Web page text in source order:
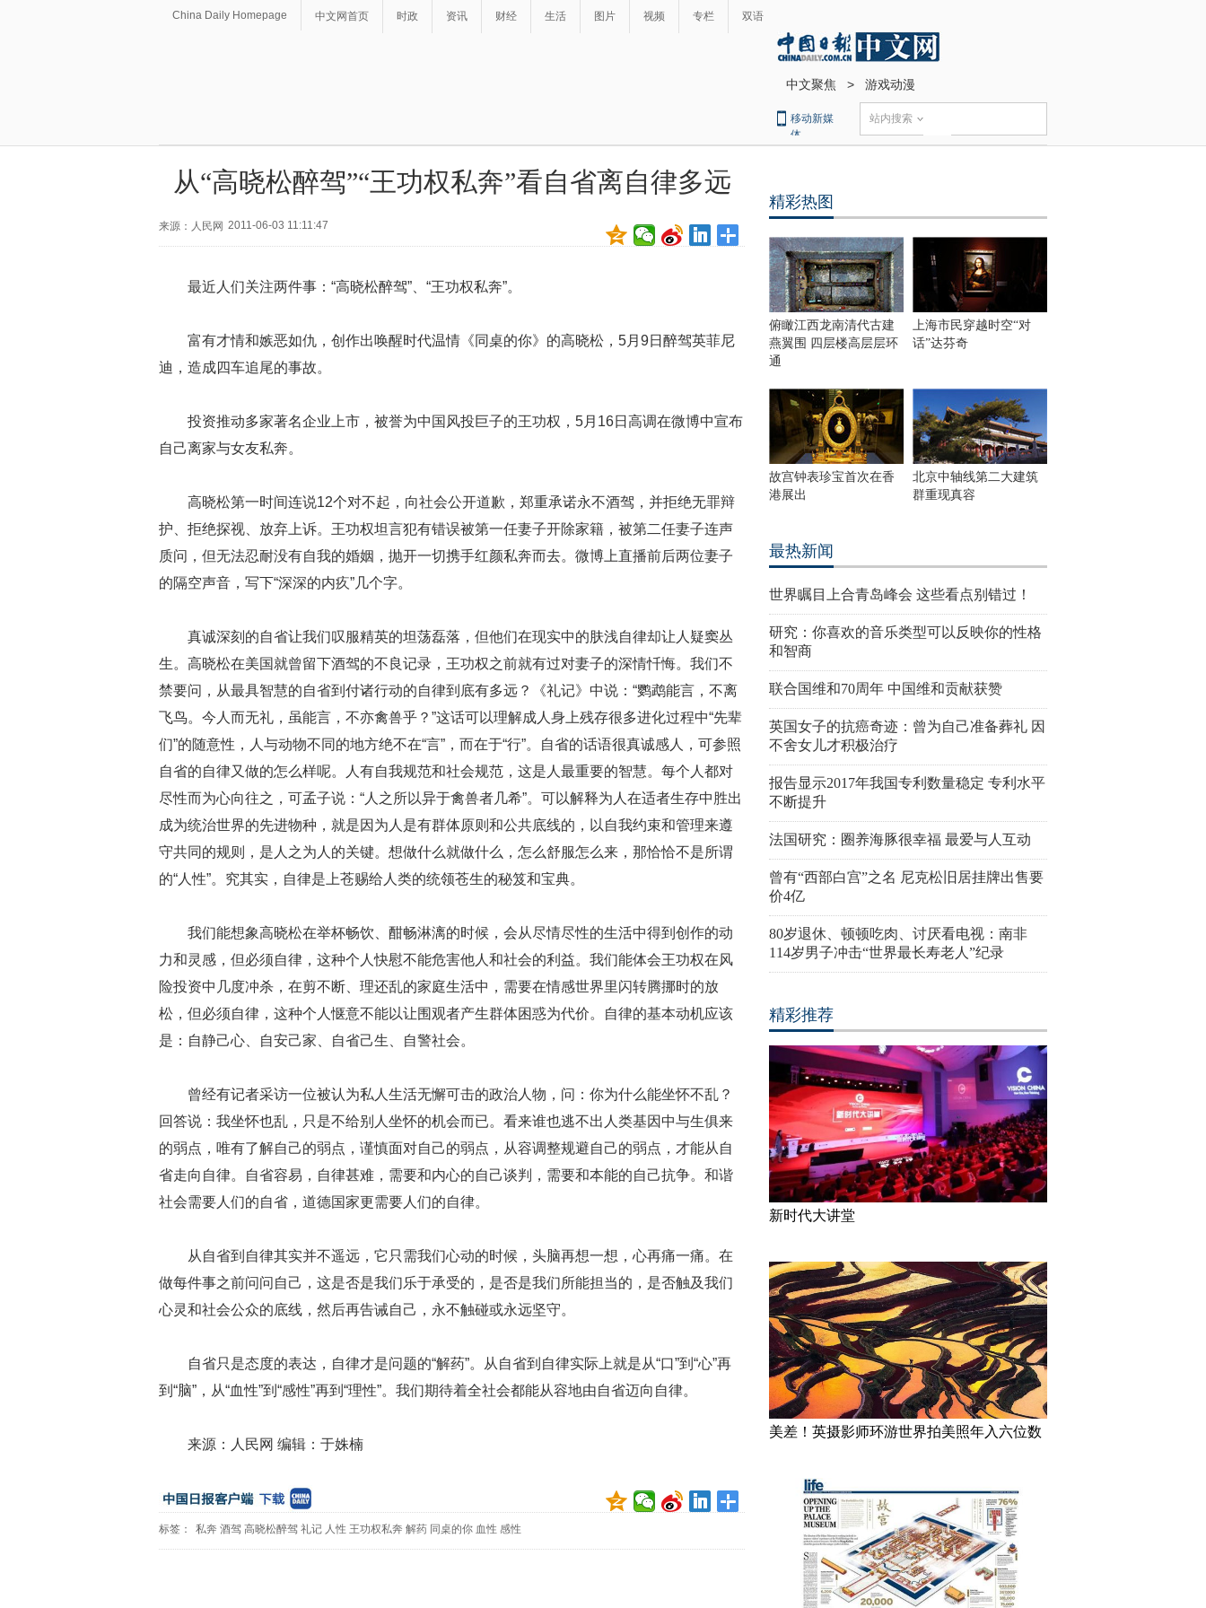
China Daily Homepage 中文网首页 时政 资讯 财经 生活 图片 视频 专栏 双语
中文聚焦 > 游戏动漫
移动新媒
体
站内搜索
从“高晓松醉驾”“王功权私奔”看自省离自律多远
来源：人民网 2011-06-03 11:11:47
最近人们关注两件事：“高晓松醉驾”、“王功权私奔”。
富有才情和嫉恶如仇，创作出唤醒时代温情《同桌的你》的高晓松，5月9日醉驾英菲尼
迪，造成四车追尾的事故。
投资推动多家著名企业上市，被誉为中国风投巨子的王功权，5月16日高调在微博中宣布
自己离家与女友私奔。
高晓松第一时间连说12个对不起，向社会公开道歉，郑重承诺永不酒驾，并拒绝无罪辩
护、拒绝探视、放弃上诉。王功权坦言犯有错误被第一任妻子开除家籍，被第二任妻子连声
质问，但无法忍耐没有自我的婚姻，抛开一切携手红颜私奔而去。微博上直播前后两位妻子
的隔空声音，写下“深深的内疚”几个字。
真诚深刻的自省让我们叹服精英的坦荡磊落，但他们在现实中的肤浅自律却让人疑窦丛
生。高晓松在美国就曾留下酒驾的不良记录，王功权之前就有过对妻子的深情忏悔。我们不
禁要问，从最具智慧的自省到付诸行动的自律到底有多远？《礼记》中说：“鹦鹉能言，不离
飞鸟。今人而无礼，虽能言，不亦禽兽乎？”这话可以理解成人身上残存很多进化过程中“先辈
们”的随意性，人与动物不同的地方绝不在“言”，而在于“行”。自省的话语很真诚感人，可参照
自省的自律又做的怎么样呢。人有自我规范和社会规范，这是人最重要的智慧。每个人都对
尽性而为心向往之，可孟子说：“人之所以异于禽兽者几希”。可以解释为人在适者生存中胜出
成为统治世界的先进物种，就是因为人是有群体原则和公共底线的，以自我约束和管理来遵
守共同的规则，是人之为人的关键。想做什么就做什么，怎么舒服怎么来，那恰恰不是所谓
的“人性”。究其实，自律是上苍赐给人类的统领苍生的秘笈和宝典。
我们能想象高晓松在举杯畅饮、酣畅淋漓的时候，会从尽情尽性的生活中得到创作的动
力和灵感，但必须自律，这种个人快慰不能危害他人和社会的利益。我们能体会王功权在风
险投资中几度冲杀，在剪不断、理还乱的家庭生活中，需要在情感世界里闪转腾挪时的放
松，但必须自律，这种个人惬意不能以让围观者产生群体困惑为代价。自律的基本动机应该
是：自静己心、自安己家、自省己生、自警社会。
曾经有记者采访一位被认为私人生活无懈可击的政治人物，问：你为什么能坐怀不乱？
回答说：我坐怀也乱，只是不给别人坐怀的机会而已。看来谁也逃不出人类基因中与生俱来
的弱点，唯有了解自己的弱点，谨慎面对自己的弱点，从容调整规避自己的弱点，才能从自
省走向自律。自省容易，自律甚难，需要和内心的自己谈判，需要和本能的自己抗争。和谐
社会需要人们的自省，道德国家更需要人们的自律。
从自省到自律其实并不遥远，它只需我们心动的时候，头脑再想一想，心再痛一痛。在
做每件事之前问问自己，这是否是我们乐于承受的，是否是我们所能担当的，是否触及我们
心灵和社会公众的底线，然后再告诫自己，永不触碰或永远坚守。
自省只是态度的表达，自律才是问题的“解药”。从自省到自律实际上就是从“口”到“心”再
到“脑”，从“血性”到“感性”再到“理性”。我们期待着全社会都能从容地由自省迈向自律。
来源：人民网 编辑：于姝楠
标签： 私奔 酒驾 高晓松醉驾 礼记 人性 王功权私奔 解药 同桌的你 血性 感性
精彩热图
俯瞰江西龙南清代古建
燕翼围 四层楼高层层环
通
上海市民穿越时空“对
话”达芬奇
故宫钟表珍宝首次在香
港展出
北京中轴线第二大建筑
群重现真容
最热新闻
世界瞩目上合青岛峰会 这些看点别错过！
研究：你喜欢的音乐类型可以反映你的性格
和智商
联合国维和70周年 中国维和贡献获赞
英国女子的抗癌奇迹：曾为自己准备葬礼 因
不舍女儿才积极治疗
报告显示2017年我国专利数量稳定 专利水平
不断提升
法国研究：圈养海豚很幸福 最爱与人互动
曾有“西部白宫”之名 尼克松旧居挂牌出售要
价4亿
80岁退休、顿顿吃肉、讨厌看电视：南非
114岁男子冲击“世界最长寿老人”纪录
精彩推荐
新时代大讲堂
美差！英摄影师环游世界拍美照年入六位数